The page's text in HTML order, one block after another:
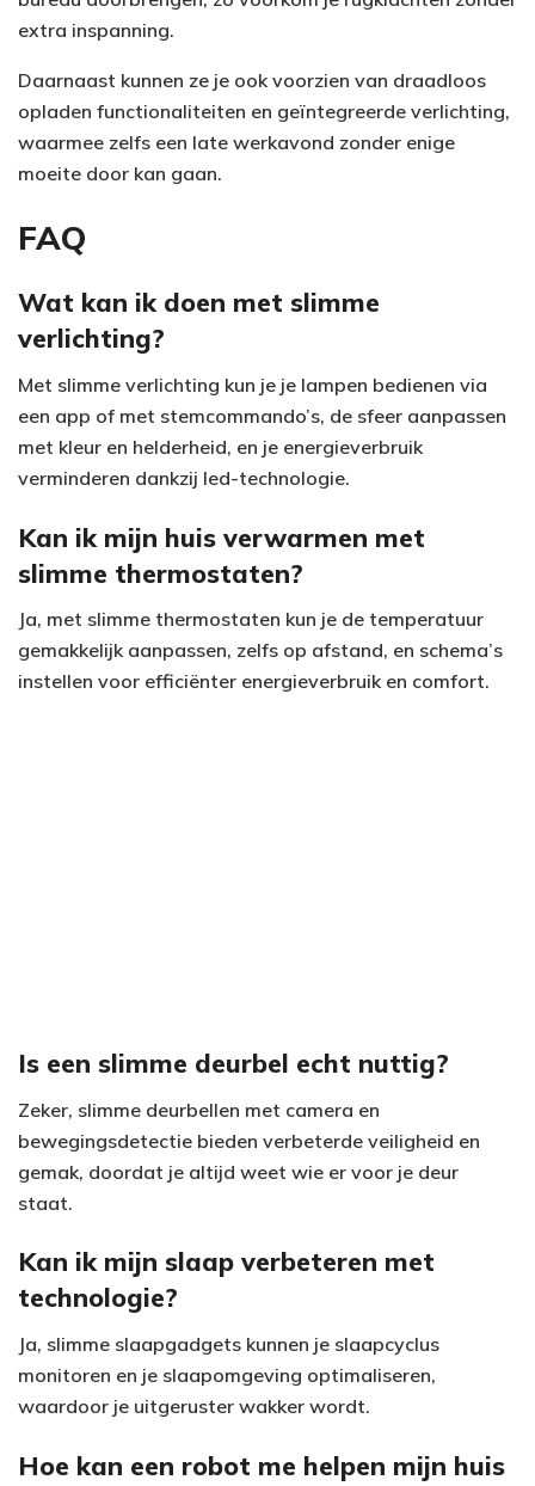
extra inspanning.
Daarnaast kunnen ze je ook voorzien van draadloos
opladen functionaliteiten en geïntegreerde verlichting,
waarmee zelfs een late werkavond zonder enige
moeite door kan gaan.
FAQ
Wat kan ik doen met slimme
verlichting?
Met slimme verlichting kun je je lampen bedienen via
een app of met stemcommando’s, de sfeer aanpassen
met kleur en helderheid, en je energieverbruik
verminderen dankzij led-technologie.
Kan ik mijn huis verwarmen met
slimme thermostaten?
Ja, met slimme thermostaten kun je de temperatuur
gemakkelijk aanpassen, zelfs op afstand, en schema’s
instellen voor efficiënter energieverbruik en comfort.
Is een slimme deurbel echt nuttig?
Zeker, slimme deurbellen met camera en
bewegingsdetectie bieden verbeterde veiligheid en
gemak, doordat je altijd weet wie er voor je deur
staat.
Kan ik mijn slaap verbeteren met
technologie?
Ja, slimme slaapgadgets kunnen je slaapcyclus
monitoren en je slaapomgeving optimaliseren,
waardoor je uitgeruster wakker wordt.
Hoe kan een robot me helpen mijn huis